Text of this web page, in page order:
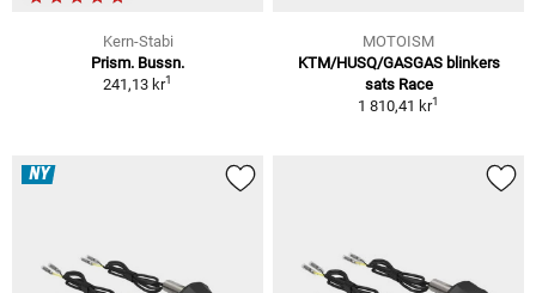
Kern-Stabi
Prism. Bussn.
241,13 kr1
MOTOISM
KTM/HUSQ/GASGAS blinkers
sats Race
1 810,41 kr1
NY